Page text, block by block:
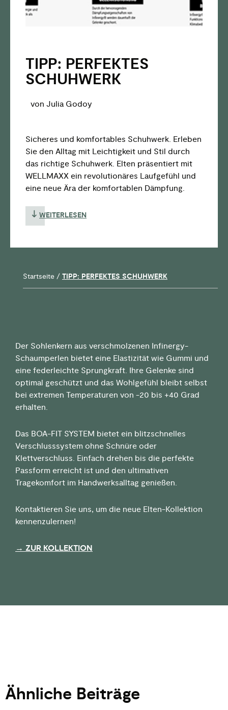
TIPP: PERFEKTES
SCHUHWERK
von Julia Godoy
Sicheres und komfortables Schuhwerk. Erleben
Sie den Alltag mit Leichtigkeit und Stil durch
das richtige Schuhwerk. Elten präsentiert mit
WELLMAXX ein revolutionäres Laufgefühl und
eine neue Ära der komfortablen Dämpfung.
WEITERLESEN
Startseite / TIPP: PERFEKTES SCHUHWERK
Der Sohlenkern aus verschmolzenen Infinergy-
Schaumperlen bietet eine Elastizität wie Gummi und
eine federleichte Sprungkraft. Ihre Gelenke sind
optimal geschützt und das Wohlgefühl bleibt selbst
bei extremen Temperaturen von -20 bis +40 Grad
erhalten.
Das BOA-FIT SYSTEM bietet ein blitzschnelles
Verschlusssystem ohne Schnüre oder
Klettverschluss. Einfach drehen bis die perfekte
Passform erreicht ist und den ultimativen
Tragekomfort im Handwerksalltag genießen.
Kontaktieren Sie uns, um die neue Elten-Kollektion
kennenzulernen!
→ ZUR KOLLEKTION
Ähnliche Beiträge